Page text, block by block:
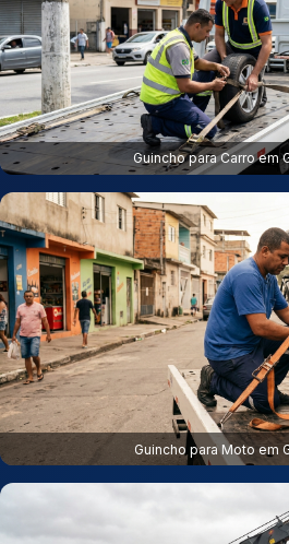
Guincho para Carro em
Guincho para Moto em